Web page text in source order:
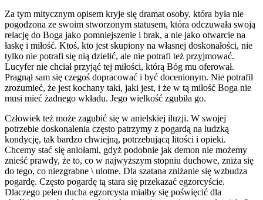
Za tym mitycznym opisem kryje się dramat osoby, która była nie
pogodzona ze swoim stworzonym statusem, która odczuwała swoją
relację do Boga jako pomniejszenie i brak, a nie jako otwarcie na
łaskę i miłość. Ktoś, kto jest skupiony na własnej doskonałości, nie
tylko nie potrafi się nią dzielić, ale nie potrafi też przyjmować.
Lucyfer nie chciał przyjąć tej miłości, którą Bóg mu oferował.
Pragnął sam się czegoś dopracować i być docenionym. Nie potrafił
zrozumieć, że jest kochany taki, jaki jest, i że w tą miłość Boga nie
musi mieć żadnego wkładu. Jego wielkość zgubiła go.
Człowiek też może zagubić się w anielskiej iluzji. W swojej
potrzebie doskonalenia często patrzymy z pogardą na ludzką
kondycję, tak bardzo chwiejną, potrzebującą litości i opieki.
Chcemy stać się aniołami, gdyż podobnie jak demon nie możemy
znieść prawdy, że to, co w najwyższym stopniu duchowe, zniża się
do tego, co niezgrabne \ ulotne. Dla szatana zniżanie się wzbudza
pogardę. Często pogardę tą stara się przekazać egzorcyście.
Dlaczego pełen ducha egzorcysta miałby się poświęcić dla